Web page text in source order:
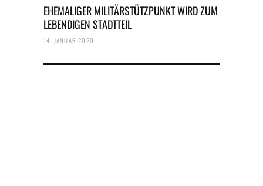
EHEMALIGER MILITÄRSTÜTZPUNKT WIRD ZUM
LEBENDIGEN STADTTEIL
14. JANUAR 2020